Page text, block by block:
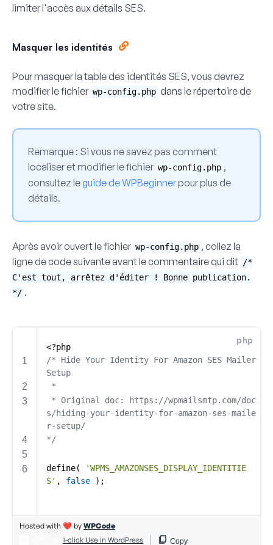
limiter l'accès aux détails SES.
Masquer les identités
Pour masquer la table des identités SES, vous devrez
modifier le fichier wp-config.php dans le répertoire de
votre site.
Remarque : Si vous ne savez pas comment
localiser et modifier le fichier wp-config.php ,
consultez leguide de WPBeginnerpour plus de
détails.
Après avoir ouvert le fichier wp-config.php , collez la
ligne de code suivante avant le commentaire qui dit /*
C'est tout, arrêtez d'éditer ! Bonne publication.
*/ .